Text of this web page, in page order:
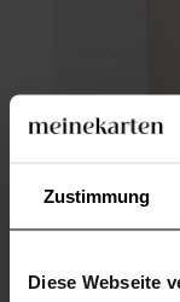
Zustimmung
Diese Webseite